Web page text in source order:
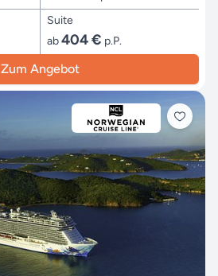
Suite
ab404 € p.P.
Zum Angebot